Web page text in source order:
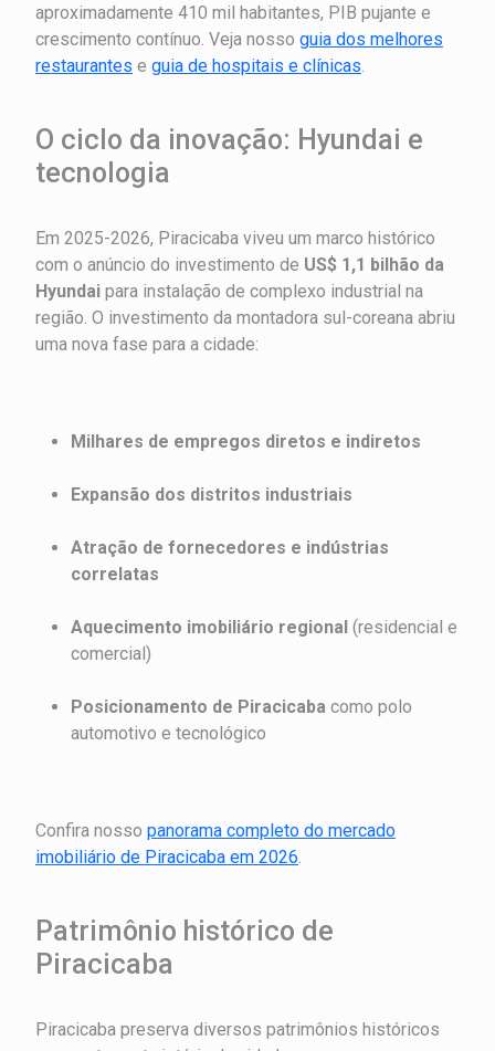
aproximadamente 410 mil habitantes, PIB pujante e
crescimento contínuo. Veja nosso guia dos melhores
restaurantes e guia de hospitais e clínicas.
O ciclo da inovação: Hyundai e
tecnologia
Em 2025-2026, Piracicaba viveu um marco histórico
com o anúncio do investimento de US$ 1,1 bilhão da
Hyundai para instalação de complexo industrial na
região. O investimento da montadora sul-coreana abriu
uma nova fase para a cidade:
Milhares de empregos diretos e indiretos
Expansão dos distritos industriais
Atração de fornecedores e indústrias
correlatas
Aquecimento imobiliário regional (residencial e
comercial)
Posicionamento de Piracicaba como polo
automotivo e tecnológico
Confira nosso panorama completo do mercado
imobiliário de Piracicaba em 2026.
Patrimônio histórico de
Piracicaba
Piracicaba preserva diversos patrimônios históricos